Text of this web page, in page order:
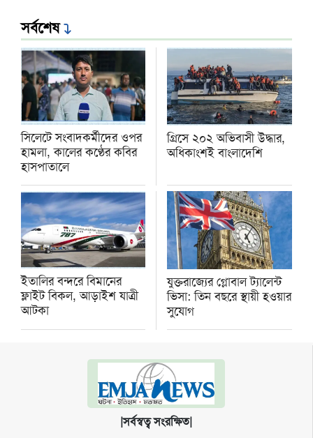
সর্বশেষ
সিলেটে সংবাদকর্মীদের ওপর
হামলা, কালের কণ্ঠের কবির
হাসপাতালে
গ্রিসে ২০২ অভিবাসী উদ্ধার,
অধিকাংশই বাংলাদেশি
ইতালির বন্দরে বিমানের
ফ্লাইট বিকল, আড়াইশ যাত্রী
আটকা
যুক্তরাজ্যের গ্লোবাল ট্যালেন্ট
ভিসা: তিন বছরে স্থায়ী হওয়ার
সুযোগ
|সর্বস্বত্ব সংরক্ষিত|